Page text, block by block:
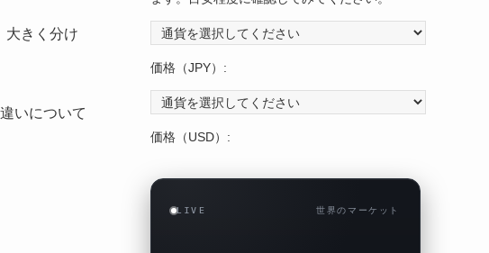
大きく分け
いについて
価格（JPY）:
価格（USD）:
LIVE 世界のマーケット